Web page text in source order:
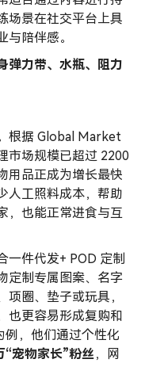
场景在社交平台上具
陪伴感。
弹力带、水瓶、阻力
根据 Global Market
市场规模已超过 2200
用品正成为增长最快
人工照料成本，帮助
，也能正常进食与互
一件代发+ POD 定制
定制专属图案、名字
圈、垫子或玩具，
也更容易形成复购和
例，他们通过个性化
“宠物家长”粉丝，网